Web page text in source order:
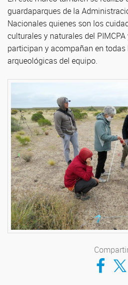
guardaparques de la
Nacionales quienes son los
culturales y naturales del
participan y acompañan en
arqueológicas del equipo.
Compartir